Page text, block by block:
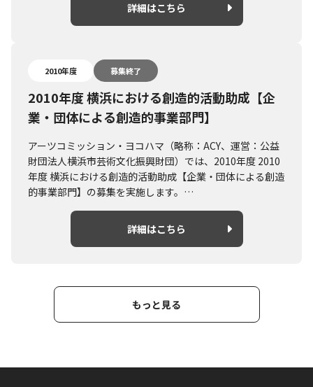
詳細はこちら
2010年度 募集終了
2010年度 横浜における創造的活動助成【企
業・団体による創造的事業部門】
アーツコミッション・ヨコハマ（略称：ACY、運営：公益
財団法人横浜市芸術文化振興財団）では、2010年度 2010
年度 横浜における創造的活動助成【企業・団体による創造
的事業部門】の募集を実施します。
概要や募集要項については詳細はこちらよりご確認くださ
詳細はこちら
もっと見る